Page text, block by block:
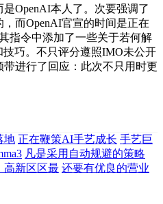
OpenAI本人了。次要强调了
而OpenAI官宣的时间是正在
指令中添加了一些关于若何解
巧。不只评分遵照IMO未公开
进行了回应：此次不只用时更
地 正在鞭策AI手艺成长 手艺巨
凡是采用自动规避的策略
高新区区最 还要有优良的营业